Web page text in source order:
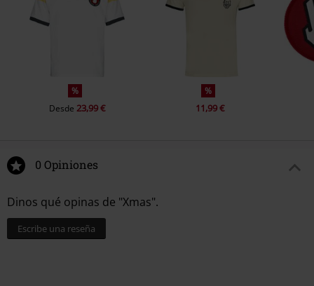
%
Desde 23,99 €
%
11,99 €
0 Opiniones
Dinos qué opinas de "Xmas".
Escribe una reseña